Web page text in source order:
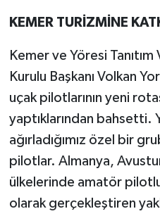
KEMER TURİZMİNE
Kemer ve Yöresi Tanıtım
Kurulu Başkanı Volkan
uçak pilotlarının yeni
yaptıklarından bahsetti.
ağırladığımız özel bir
pilotlar. Almanya,
ülkelerinde amatör
olarak gerçekleştiren